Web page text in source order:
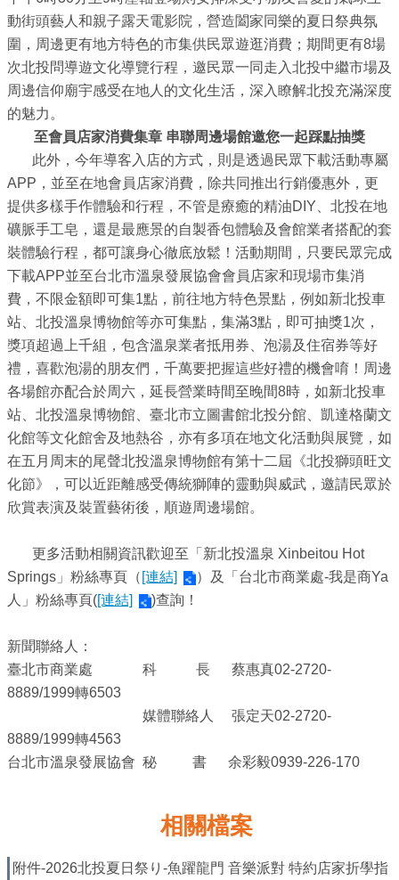
常
見
問
答
語
詞
彙
臺
北
通
陳
情
系
統
政
府
資
料
放
宣
告
權
安
動街頭藝人和親子露天電影院，營造闔家同樂的夏日祭典氛
圍，周邊更有地方特色的市集供民眾遊逛消費；期間更有8場
次北投問導遊文化導覽行程，邀民眾一同走入北投中繼市場及
周邊信仰廟宇感受在地人的文化生活，深入瞭解北投充滿深度
的魅力。
至會員店家消費集章 串聯周邊場館邀您一起踩點抽獎
此外，今年導客入店的方式，則是透過民眾下載活動專屬
APP，並至在地會員店家消費，除共同推出行銷優惠外，更
提供多樣手作體驗和行程，不管是療癒的精油DIY、北投在地
礦脈手工皂，還是最應景的自製香包體驗及會館業者搭配的套
裝體驗行程，都可讓身心徹底放鬆！活動期間，只要民眾完成
下載APP並至台北市溫泉發展協會會員店家和現場市集消
費，不限金額即可集1點，前往地方特色景點，例如新北投車
站、北投溫泉博物館等亦可集點，集滿3點，即可抽獎1次，
獎項超過上千組，包含溫泉業者抵用券、泡湯及住宿券等好
禮，喜歡泡湯的朋友們，千萬要把握這些好禮的機會唷！周邊
各場館亦配合於周六，延長營業時間至晚間8時，如新北投車
站、北投溫泉博物館、臺北市立圖書館北投分館、凱達格蘭文
化館等文化館舍及地熱谷，亦有多項在地文化活動與展覽，如
在五月周末的尾聲北投溫泉博物館有第十二屆《北投獅頭旺文
化節》，可以近距離感受傳統獅陣的靈動與威武，邀請民眾於
欣賞表演及裝置藝術後，順遊周邊場館。
更多活動相關資訊歡迎至「新北投溫泉 Xinbeitou Hot
Springs」粉絲專頁（ [連結]
）及「台北市商業處-我是商Ya
人」粉絲專頁([連結] )查詢！
新聞聯絡人：
臺北市商業處 科 長 蔡惠真02-2720-
8889/1999轉6503
媒體聯絡人 張定天02-2720-
8889/1999轉4563
台北市溫泉發展協會 秘 書 余彩毅0939-226-170
相關檔案
附件-2026北投夏日祭り-魚躍龍門 音樂派對 特約店家折學指